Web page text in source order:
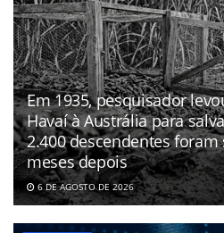
Em 1935, pesquisador
Havaí à Austrália para
2.400 descendentes
meses depois
6 DE AGOSTO DE 2026